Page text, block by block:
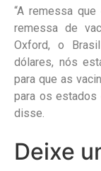
“A remessa
remessa de
Oxford, o
dólares, nós
para que as
para os estados
disse.
Deixe